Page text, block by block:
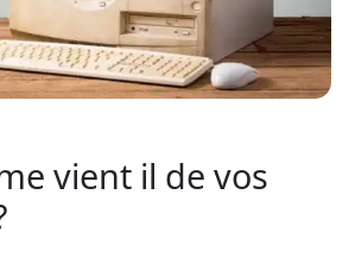
vient il de vos